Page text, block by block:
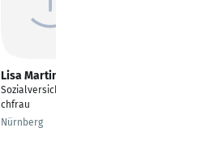
Lisa Martini
Sozialversicherungsfa
chfrau
Nürnberg